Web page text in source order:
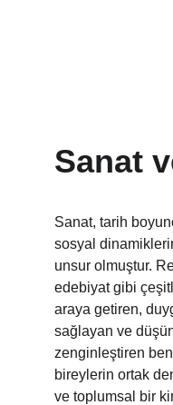
Sanat
Sanat, tarih
sosyal
unsur olmuştur.
edebiyat gibi
araya getiren,
sağlayan ve
zenginleştiren
bireylerin ortak
ve toplumsal bir